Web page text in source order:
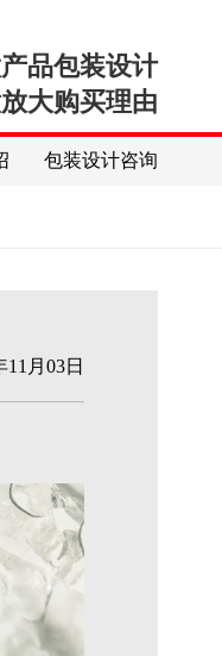
品包装设计
大购买理由
包装设计咨询
11月03日